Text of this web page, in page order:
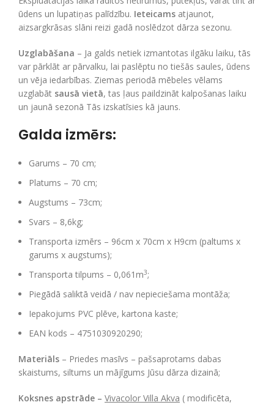
ūdens un lupatiņas palīdzību. Ieteicams atjaunot,
aizsargkrāsas slāni reizi gadā noslēdzot dārza sezonu.
Uzglabāšana – Ja galds netiek izmantotas ilgāku laiku, tās
var pārklāt ar pārvalku, lai paslēptu no tiešās saules, ūdens
un vēja iedarbības. Ziemas periodā mēbeles vēlams
uzglabāt sausā vietā, tas ļaus paildzināt kalpošanas laiku
un jaunā sezonā Tās izskatīsies kā jauns.
Galda izmērs:
Garums – 70 cm;
Platums – 70 cm;
Augstums – 73cm;
Svars – 8,6kg;
Transporta izmērs – 96cm x 70cm x H9cm (paltums x
garums x augstums);
Transporta tilpums – 0,061m3;
Piegādā saliktā veidā / nav nepieciešama montāža;
Iepakojums PVC plēve, kartona kaste;
EAN kods – 4751030920290;
Materiāls – Priedes masīvs – pašsaprotams dabas
skaistums, siltums un mājīgums Jūsu dārza dizainā;
Koksnes apstrāde – Vivacolor Villa Akva ( modificēta,